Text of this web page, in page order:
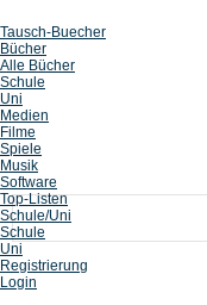
Tausch-Buecher
Bücher
Alle Bücher
Schule
Uni
Medien
Filme
Spiele
Musik
Software
Top-Listen
Schule/Uni
Schule
Uni
Registrierung
Login